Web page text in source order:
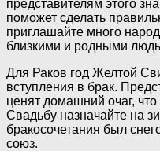
представителям этого
поможет сделать
приглашайте много
близкими и родными
Для Раков год Желтой
вступления в брак.
ценят домашний очаг,
Свадьбу назначайте на
бракосочетания был
союз.